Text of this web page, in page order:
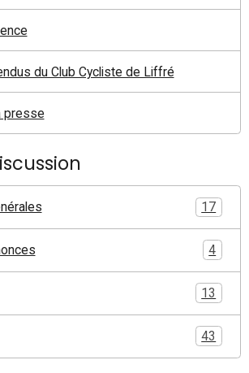
du Club Cycliste de Liffré
presse
17
4
13
43